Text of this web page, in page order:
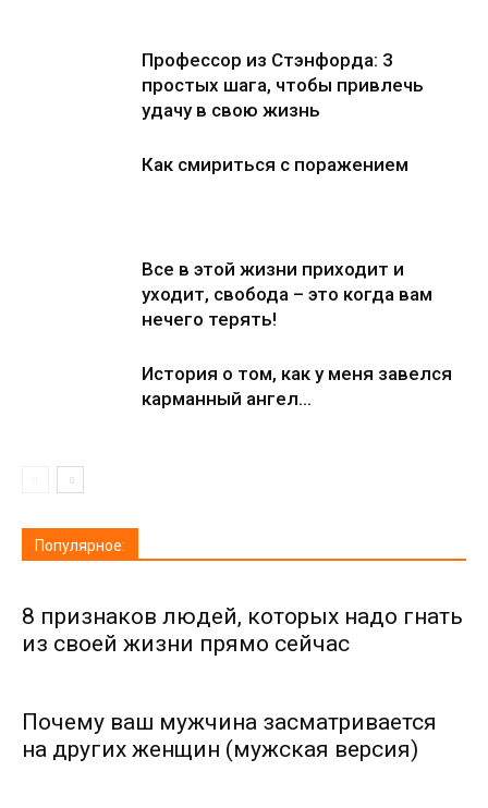
Профессор из Стэнфорда: 3
простых шага, чтобы привлечь
удачу в свою жизнь
Как смириться с поражением
Все в этой жизни приходит и
уходит, свобода – это когда вам
нечего терять!
История о том, как у меня завелся
карманный ангел…
Популярное:
8 признаков людей, которых надо гнать
из своей жизни прямо сейчас
Почему ваш мужчина засматривается
на других женщин (мужская версия)